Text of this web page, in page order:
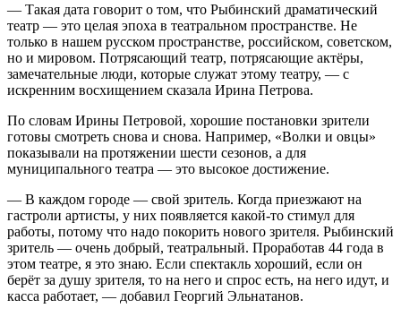
— Такая дата говорит о том, что Рыбинский драматический
театр — это целая эпоха в театральном пространстве. Не
только в нашем русском пространстве, российском, советском,
но и мировом. Потрясающий театр, потрясающие актёры,
замечательные люди, которые служат этому театру, — с
искренним восхищением сказала Ирина Петрова.
По словам Ирины Петровой, хорошие постановки зрители
готовы смотреть снова и снова. Например, «Волки и овцы»
показывали на протяжении шести сезонов, а для
муниципального театра — это высокое достижение.
— В каждом городе — свой зритель. Когда приезжают на
гастроли артисты, у них появляется какой-то стимул для
работы, потому что надо покорить нового зрителя. Рыбинский
зритель — очень добрый, театральный. Проработав 44 года в
этом театре, я это знаю. Если спектакль хороший, если он
берёт за душу зрителя, то на него и спрос есть, на него идут, и
касса работает, — добавил Георгий Эльнатанов.